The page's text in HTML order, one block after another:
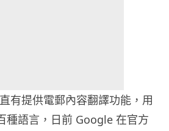
有提供電郵內容翻譯功能，用
種語言，日前 Google 在官方